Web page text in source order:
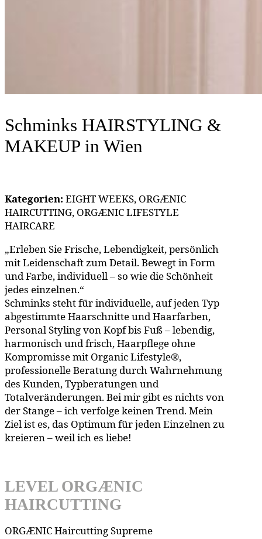
Schminks HAIRSTYLING &
MAKEUP in Wien
Kategorien: EIGHT WEEKS, ORGÆNIC
HAIRCUTTING, ORGÆNIC LIFESTYLE
HAIRCARE
„Erleben Sie Frische, Lebendigkeit, persönlich
mit Leidenschaft zum Detail. Bewegt in Form
und Farbe, individuell – so wie die Schönheit
jedes einzelnen.“
Schminks steht für individuelle, auf jeden Typ
abgestimmte Haarschnitte und Haarfarben,
Personal Styling von Kopf bis Fuß – lebendig,
harmonisch und frisch, Haarpflege ohne
Kompromisse mit Organic Lifestyle®,
professionelle Beratung durch Wahrnehmung
des Kunden, Typberatungen und
Totalveränderungen. Bei mir gibt es nichts von
der Stange – ich verfolge keinen Trend. Mein
Ziel ist es, das Optimum für jeden Einzelnen zu
kreieren – weil ich es liebe!
LEVEL ORGÆNIC
HAIRCUTTING
ORGÆNIC Haircutting Supreme